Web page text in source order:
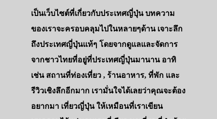
เป็นเว็บไซต์ที่เกี่ยวกับประเทศญี่ปุ่น บทความ
ของเราจะครอบคลุมไปในหลายๆด้าน เจาะลึก
ถึงประเทศญี่ปุ่นแท้ๆ โดยจากดูแลและจัดการ
จากชาวไทยที่อยู่ที่ประเทศญี่ปุ่นมานาน อาทิ
เช่น สถานที่ท่องเที่ยว , ร้านอาหาร, ที่พัก และ
รีวิวเชิงลึกอีกมาก เรามั่นใจได้เลยว่าคุณจะต้อง
อยากมา เที่ยวญี่ปุ่น ให้เหมือนที่เราเขียน